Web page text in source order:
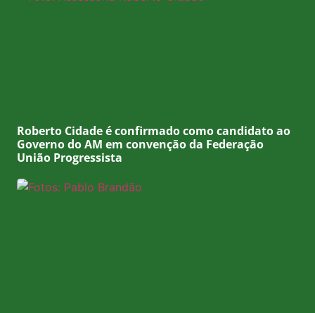
Roberto Cidade é confirmado como candidato ao
Governo do AM em convenção da Federação
União Progressista